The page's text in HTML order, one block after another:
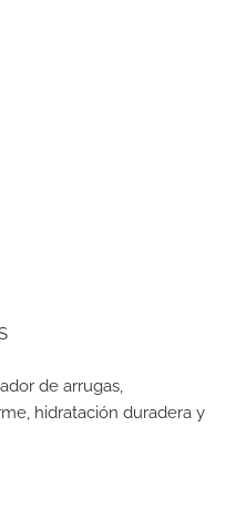
de arrugas,
hidratación duradera y